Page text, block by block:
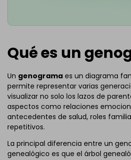
Qué es un
Un genograma es un diagrama
permite representar varias
visualizar no solo los lazos de
aspectos como relaciones
antecedentes de salud, roles
repetitivos.
La principal diferencia entre un
genealógico es que el árbol